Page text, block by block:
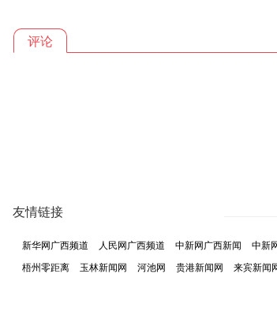
评论
友情链接
新华网广西频道 人民网广西频道 中新网广西新闻 中新
梧州零距离
玉林新闻网 河池网 贵港新闻网 来宾新闻